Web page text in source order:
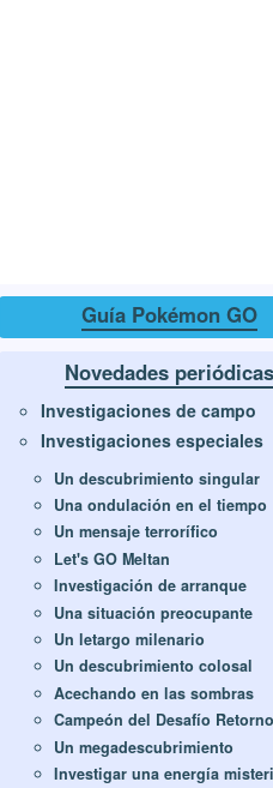
Guía Pokémon GO
Novedades periódicas
Investigaciones de campo
Investigaciones especiales
Un descubrimiento singular
Una ondulación en el tiempo
Un mensaje terrorífico
Let's GO Meltan
Investigación de arranque
Una situación preocupante
Un letargo milenario
Un descubrimiento colosal
Acechando en las sombras
Campeón del Desafío
Un megadescubrimiento
Investigar una energía